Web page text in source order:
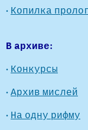
· Копилка
В архиве:
· Конкурсы
·Архив мислей
· На одну рифму